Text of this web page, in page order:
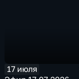
17 июля